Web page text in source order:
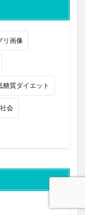
リ画像
糖質ダイエット
会